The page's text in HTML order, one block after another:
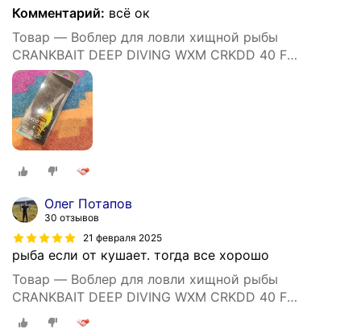
Комментарий: всё ок
Товар — Воблер для ловли хищной рыбы
CRANKBAIT DEEP DIVING WXM CRKDD 40 F
ORANGETIGER
Олег Потапов
30 отзывов
21 февраля 2025
рыба если от кушает. тогда все хорошо
Товар — Воблер для ловли хищной рыбы
CRANKBAIT DEEP DIVING WXM CRKDD 40 F
ORANGETIGER